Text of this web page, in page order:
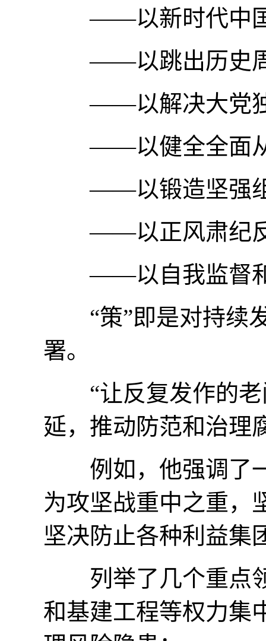
——以新时代中国
——以跳出历史周
——以解决大党独
——以健全全面从
——以锻造坚强组
——以正风肃纪反
——以自我监督和
“策”即是对持续发
署。
“让反复发作的老
延，推动防范和治理
例如，他强调了一
为攻坚战重中之重，
坚决防止各种利益集
列举了几个重点领
和基建工程等权力集